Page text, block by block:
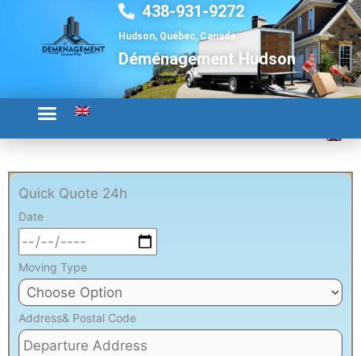
contenu
438-931-9272
Hudson, Québec, Canada
Déménagement Hudson
Quick Quote 24h
Date
Moving Type
Address& Postal Code